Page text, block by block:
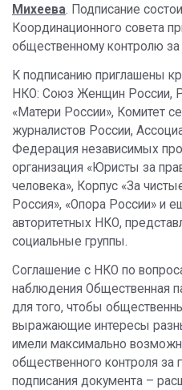
Михеева. Подписание
Координационного совета
общественному контролю за
К подписанию приглашены
НКО: Союз Женщин России,
«Матери России», Комитет
журналистов России,
Федерация независимых
организация «Юристы за
человека», Корпус «За
Россия», «Опора России» и
авторитетных НКО,
социальные группы.
Соглашение с НКО по
наблюдения Общественная
для того, чтобы
выражающие интересы
имели максимально
общественного контроля за
подписания документа –